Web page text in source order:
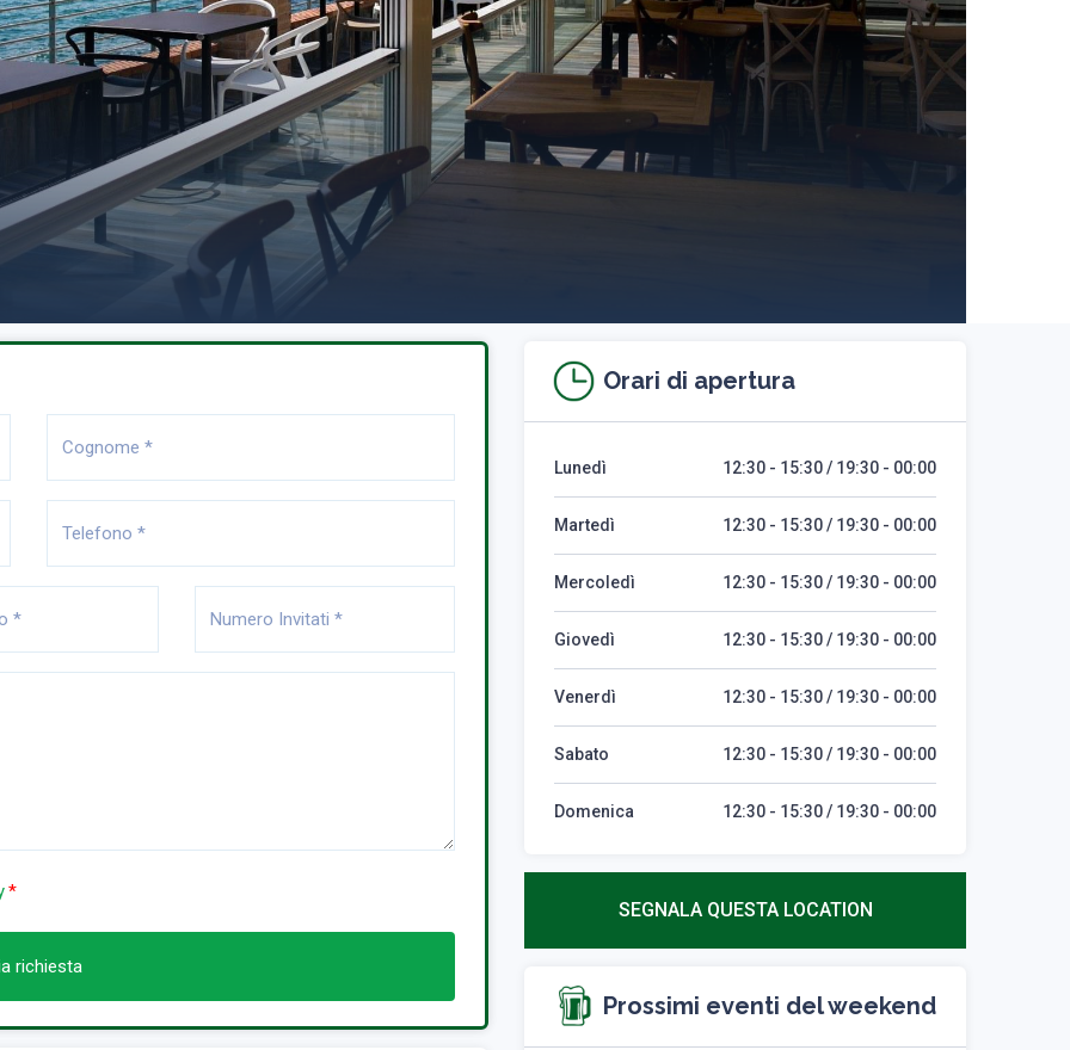
richiesta
Orari di apertura
Lunedì 12:30 - 15:30 / 19:30 - 00:00
Martedì 12:30 - 15:30 / 19:30 - 00:00
Mercoledì 12:30 - 15:30 / 19:30 - 00:00
Giovedì 12:30 - 15:30 / 19:30 - 00:00
Venerdì 12:30 - 15:30 / 19:30 - 00:00
Sabato 12:30 - 15:30 / 19:30 - 00:00
Domenica 12:30 - 15:30 / 19:30 - 00:00
SEGNALA QUESTA LOCATION
Prossimi eventi del weekend